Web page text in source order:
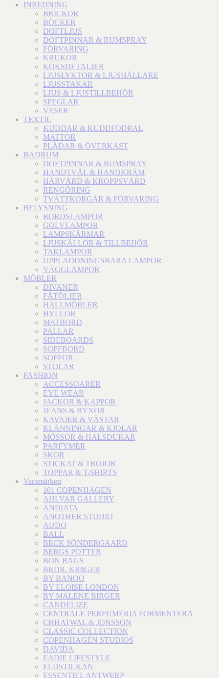
INREDNING
BRICKOR
BÖCKER
DOFTLJUS
DOFTPINNAR & RUMSPRAY
FÖRVARING
KRUKOR
KÖKSDETALJER
LJUSLYKTOR & LJUSHÅLLARE
LJUSSTAKAR
LJUS & LJUSTILLBEHÖR
SPEGLAR
VASER
TEXTIL
KUDDAR & KUDDFODRAL
MATTOR
PLÄDAR & ÖVERKAST
BADRUM
DOFTPINNAR & RUMSPRAY
HANDTVÅL & HANDKRÄM
HÅRVÅRD & KROPPSVÅRD
RENGÖRING
TVÄTTKORGAR & FÖRVARING
BELYSNING
BORDSLAMPOR
GOLVLAMPOR
LAMPSKÄRMAR
LJUSKÄLLOR & TILLBEHÖR
TAKLAMPOR
UPPLADDNINGSBARA LAMPOR
VÄGGLAMPOR
MÖBLER
DIVANER
FÅTÖLJER
HALLMÖBLER
HYLLOR
MATBORD
PALLAR
SIDEBOARDS
SOFFBORD
SOFFOR
STOLAR
FASHION
ACCESSOARER
EYE WEAR
JACKOR & KAPPOR
JEANS & BYXOR
KAVAJER & VÄSTAR
KLÄNNINGAR & KJOLAR
MÖSSOR & HALSDUKAR
PARFYMER
SKOR
STICKAT & TRÖJOR
TOPPAR & T-SHIRTS
Varumärken
101 COPENHAGEN
AHLVAR GALLERY
ANDIATA
ANOTHER STUDIO
AUDO
BALL
BECK SÖNDERGAARD
BERGS POTTER
BON BAGS
BRDR. KRüGER
BY BANOO
BY ELOISE LONDON
BY MALENE BIRGER
CANDELIZE
CENTRALE PERFUMERIA FORMENTERA
CHHATWAL & JONSSON
CLASSIC COLLECTION
COPENHAGEN STUDIOS
DAVIDA
EADIE LIFESTYLE
ELDSTICKAN
ESSENTIEL ANTWERP